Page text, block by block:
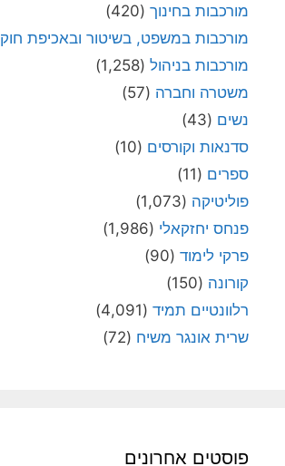
מורכבות בחינוך (420)
מורכבות במשפט, בשיטור ובאכיפת חוק
מורכבות בניהול (1,258)
משטרה וחברה (57)
נשים (43)
סדנאות וקורסים (10)
ספרים (11)
פוליטיקה (1,073)
פנחס יחזקאלי (1,986)
פרקי לימוד (90)
קורונה (150)
רלוונטיים תמיד (4,091)
שרית אונגר משיח (72)
פוסטים אחרונים